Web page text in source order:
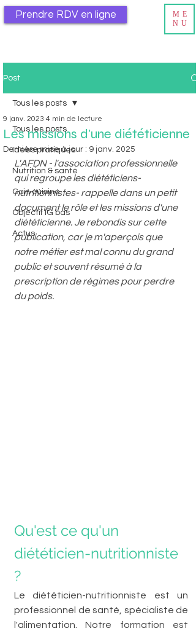
Prendre RDV en ligne
ME
NU
Post
Tous les posts
Idées pratiques
Nutrition & santé
Coin cuisine
Objectif IG bas
Actus
Tous les posts
Les missions d'une diététicienne
9 janv. 2023 4 min de lecture
Dernière mise à jour : 9 janv. 2025
L'AFDN - l'association professionnelle
qui regroupe les diététiciens-
nutritionnistes- rappelle dans un petit
document le rôle et les missions d'une
diététicienne. Je rebondis sur cette
publication, car je m'aperçois que
notre métier est mal connu du grand
public et souvent résumé à la
prescription de régimes pour perdre
du poids.
Qu'est ce qu'un
diététicien-nutritionniste
?
Le diététicien-nutritionniste est un
professionnel de santé, spécialiste de
l'alimentation. Notre formation est